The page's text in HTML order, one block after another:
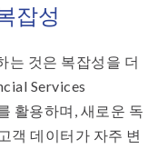
잡성
는 것은 복잡성을 더
Services
활용하며, 새로운 독
객 데이터가 자주 변